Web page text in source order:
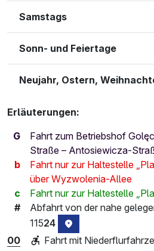
Samstags
Sonn- und Feiertage
Neujahr, Ostern,
Erläuterungen:
G
Fahrt zum Betriebshof
Straße – Antosiewicza-
b
Fahrt nur zur Haltestelle
über Wyzwolenia-Allee
c
Fahrt nur zur Haltestelle
#
Abfahrt von der nahe
11524
00
Fahrt mit